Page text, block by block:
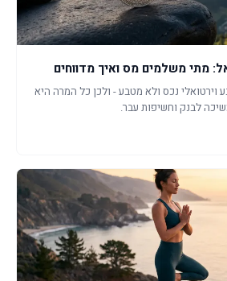
מתי משלמים מס ואיך מדווחים
וירטואלי נכס ולא מטבע - ולכן כל המרה היא